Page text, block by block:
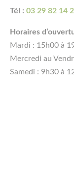
Tél : 03 29 82 14
Horaires
Mardi : 15h00 à
Mercredi au
Samedi : 9h30 à